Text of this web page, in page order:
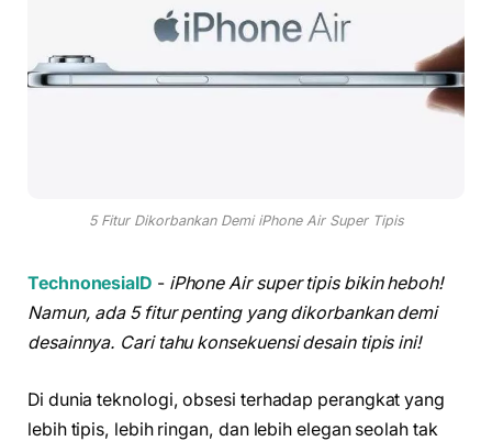
5 Fitur Dikorbankan Demi iPhone Air Super Tipis
TechnonesiaID - iPhone Air super tipis bikin heboh!
Namun, ada 5 fitur penting yang dikorbankan demi
desainnya. Cari tahu konsekuensi desain tipis ini!
Di dunia teknologi, obsesi terhadap perangkat yang
lebih tipis, lebih ringan, dan lebih elegan seolah tak